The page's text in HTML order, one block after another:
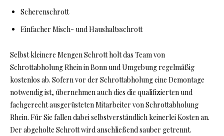
Scherenschrott
Einfacher Misch- und Haushaltsschrott
Selbst kleinere Mengen Schrott holt das Team von
Schrottabholung Rhein in Bonn und Umgebung regelmäßig
kostenlos ab. Sofern vor der Schrottabholung eine Demontage
notwendig ist, übernehmen auch dies die qualifizierten und
fachgerecht ausgerüsteten Mitarbeiter von Schrottabholung
Rhein. Für Sie fallen dabei selbstverständlich keinerlei Kosten an.
Der abgeholte Schrott wird anschließend sauber getrennt.